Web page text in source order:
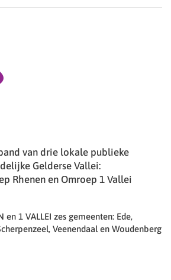
van drie lokale publieke
Gelderse Vallei:
Rhenen en Omroep 1 Vallei
1 VALLEI zes gemeenten: Ede,
Veenendaal en Woudenberg